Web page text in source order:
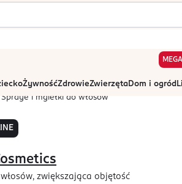
ŻywnośćZdrowieZwierzętaDom i ogród
Spraye i mgiełki do włosów
zwiększająca objętość